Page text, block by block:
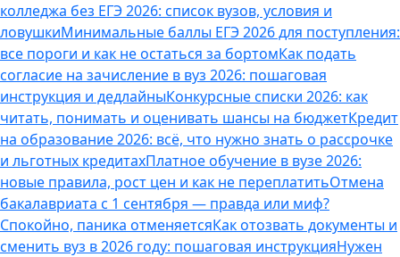
колледжа без ЕГЭ 2026: список вузов, условия и
ловушкиМинимальные баллы ЕГЭ 2026 для поступления:
все пороги и как не остаться за бортомКак подать
согласие на зачисление в вуз 2026: пошаговая
инструкция и дедлайныКонкурсные списки 2026: как
читать, понимать и оценивать шансы на бюджетКредит
на образование 2026: всё, что нужно знать о рассрочке
и льготных кредитахПлатное обучение в вузе 2026:
новые правила, рост цен и как не переплатитьОтмена
бакалавриата с 1 сентября — правда или миф?
Спокойно, паника отменяетсяКак отозвать документы и
сменить вуз в 2026 году: пошаговая инструкцияНужен